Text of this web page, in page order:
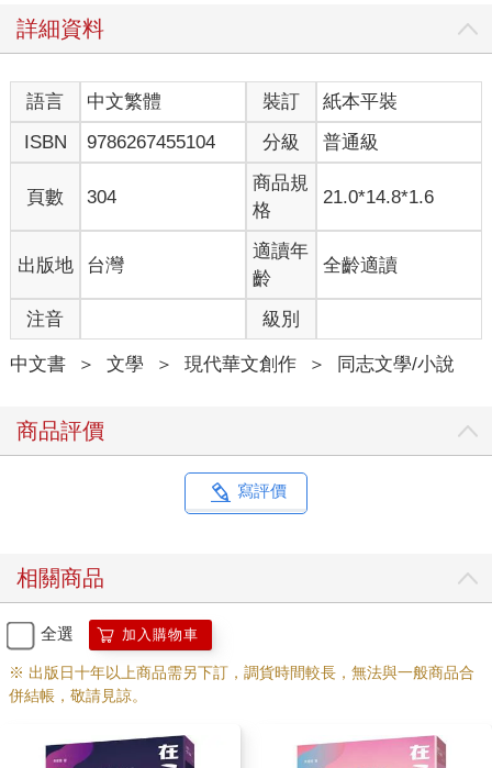
門，這裡的硬體防備嚴格，人力分布卻很鬆散，處處空曠。
齊故淵走在余左思身後，觀察的目光也愈發大膽起來。
「妳的綽號是？」余左思問。
「什麼意思？」
「綽號，除了名字外的稱呼。這裡的人沒有本名，稱呼彼此要用
綽號，不然我就用編號叫妳。」
綽號、編號有差嗎？在政府眼裡她們都只是罪犯而已。
余左思突然回頭瞥了她一眼，眼中含著戲謔，「我以為妳會乖乖
「妳怎麼──」
「圍牆內的一切，我都知道。」余左思侃侃道來：「齊故淵，首
府當地人。八月六號晚間十一點零九分生於首府大學附設醫院，
Ｏ型血。」
齊故淵又感受到一陣不適，如同被蟒蛇盯上的獵物。她嘴角抽
課？」
余左思突然轉過身望著齊故淵，她的眼神銳利異常，彷彿能貫穿
無，「這麼說可不對，無論犯下什麼罪刑，妳們在我眼中都是
好。」
「首先，隱私是留在監獄外的特權。」余左思朝她踏近一步，
「其次，對於你們革新會，我從來不小覷。你們到處都是，雖然
還不成氣候，卻很難拔除，革新會比教團聰明太多，遲早有天會
引發第二次內戰。」
「我們是為了自由，為了和平。」
「喔？真的嗎？」余左思稍稍揚起唇角，「如果是我，早幾年前
就該開始對付革新會，可惜那些事已經與我無關了。」
詳細資料
語言 中文繁體 裝訂
紙本平裝
ISBN
9786267455104 分級 普通級
頁數 304
商品規
格
21.0*14.8*1.6
出版地 台灣
適讀年
齡
全齡適讀
注音 級別
中文書 ＞ 文學 ＞ 現代華文創作 ＞ 同志文學/小說
商品評價
寫評價
相關商品
全選 加入購物車
※ 出版日十年以上商品需另下訂，調貨時間較長，無法與一般商品合
併結帳，敬請見諒。